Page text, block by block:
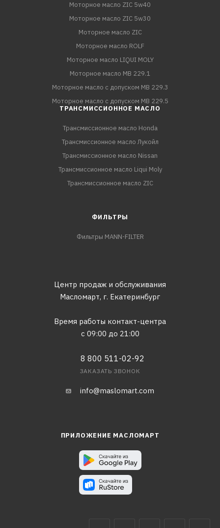
Моторное масло ZIC 5w40
Моторное масло ZIC 5w30
Моторное масло ZIC
Моторное масло ROLF
Моторное масло LIQUI MOLY
Моторное масло MB 229.1
Моторное масло с допуском MB 229.3
Моторное масло с допуском MB 229.5
ТРАНСМИССИОННОЕ МАСЛО
Трансмиссионное масло Honda
Трансмиссионное масло Лукойл
Трансмиссионное масло Nissan
Трансмиссионное масло Liqui Moly
Трансмиссионное масло ZIC
ФИЛЬТРЫ
Фильтры MANN-FILTER
Центр продаж и обслуживания
Масломарт, г. Екатеринбург
Время работы контакт-центра
с 09:00 до 21:00
8 800 511-02-92
ЗАКАЗАТЬ ЗВОНОК
info@maslomart.com
ПРИЛОЖЕНИЕ МАСЛОМАРТ